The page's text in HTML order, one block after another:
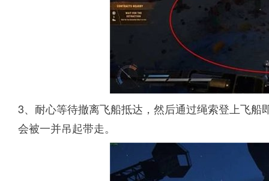
3、耐心等待撤离飞船抵达，然后通过绳索登上飞
会被一并吊起带走。